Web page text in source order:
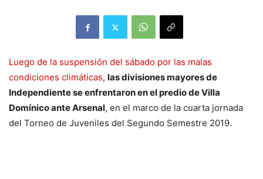
Luego de la suspensión del sábado por las malas
condiciones climáticas, las divisiones mayores de
Independiente se enfrentaron en el predio de Villa
Domínico ante Arsenal, en el marco de la cuarta jornada
del Torneo de Juveniles del Segundo Semestre 2019.